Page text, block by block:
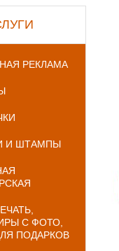
РЕКЛАМА
И ШТАМПЫ
С ФОТО,
ПОДАРКОВ